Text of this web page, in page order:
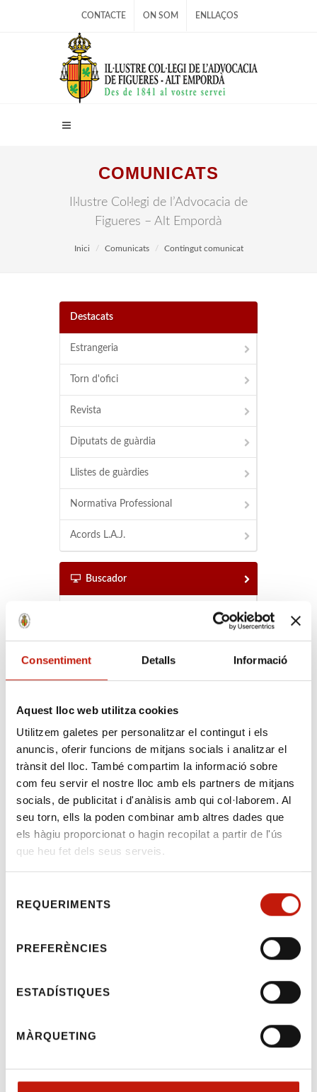
Consentiment Detalls Informació
Aquest lloc web utilitza cookies
Utilitzem galetes per personalitzar el contingut i els
anuncis, oferir funcions de mitjans socials i analitzar el
trànsit del lloc. També compartim la informació sobre
com feu servir el nostre lloc amb els partners de mitjans
socials, de publicitat i d'anàlisis amb qui col·laborem. Al
seu torn, ells la poden combinar amb altres dades que
els hàgiu proporcionat o hagin recopilat a partir de l'ús
que heu fet dels seus serveis.
REQUERIMENTS
PREFERÈNCIES
ESTADÍSTIQUES
MÀRQUETING
CONTACTE ON SOM ENLLAÇOS
COMUNICATS
Il·lustre Col·legi de l’Advocacia de
Figueres – Alt Empordà
Inici Comunicats Contingut comunicat
Destacats
Estrangeria
Torn d'ofici
Revista
Diputats de guàrdia
Llistes de guàrdies
Normativa Professional
Acords L.A.J.
Buscador
Concurs de fotografia
de l’Il·lustre Col·legi
d’Advocats de Lleida
Benvolguts companys
Us informem que des de la Comissió de
Cultura de l’Il·lustre Col·legi de l’Advocacia de
Lleida s’ha organitzat el I CONCURS DE
DRET”.
majors de 18 anys que exerceixin la seva
concret, Advocats, Procuradors, funcionaris
vostre interès, rebeu una cordial salutació.